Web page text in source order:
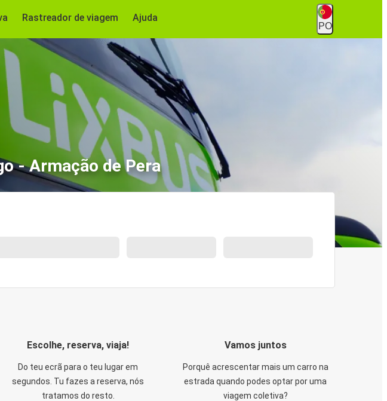
Rastreador de viagem Ajuda
PO
- Armação de Pera
Escolhe, reserva, viaja!
Do teu ecrã para o teu lugar em
segundos. Tu fazes a reserva, nós
tratamos do resto.
Vamos juntos
Porquê acrescentar mais um carro na
estrada quando podes optar por uma
viagem coletiva?